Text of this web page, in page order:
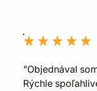
"Objednával
Rýchle